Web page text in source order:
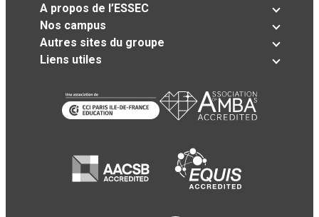
A propos de l’ESSEC
Nos campus
Autres sites du groupe
Liens utiles